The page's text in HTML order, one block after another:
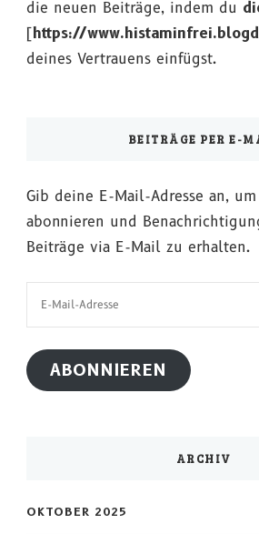
die neuen Beiträge, indem du
[https://
deines Vertrauens einfügst.
BEITRÄGE PER E-
Gib deine E-Mail-Adresse an,
abonnieren und
Beiträge via E-Mail zu erhalten.
ABONNIEREN
ARCHIV
OKTOBER 2025